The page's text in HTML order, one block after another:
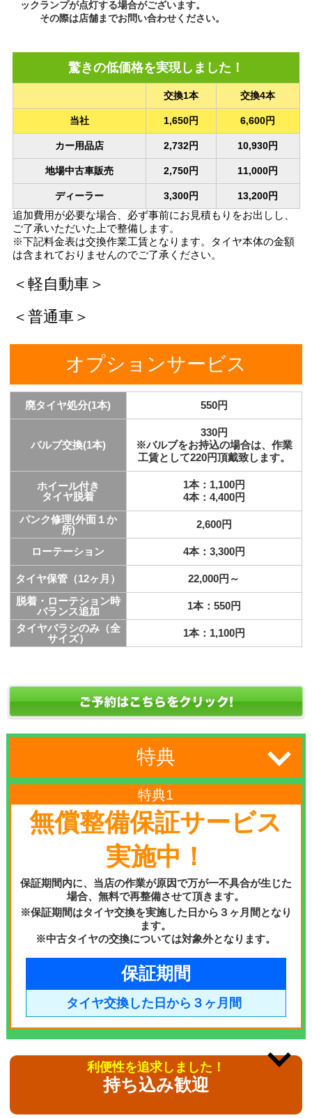
ックランプが点灯する場合がございます。
その際は店舗までお問い合わせください。
驚きの低価格を実現しました！
交換1本 交換4本
当社 1,650円 6,600円
カー用品店 2,732円 10,930円
地場中古車販売 2,750円 11,000円
ディーラー 3,300円 13,200円
追加費用が必要な場合、必ず事前にお見積もりをお出しし、
ご了承いただいた上で整備します。
※下記料金表は交換作業工賃となります。タイヤ本体の金額
は含まれておりませんのでご了承ください。
＜軽自動車＞
＜普通車＞
オプションサービス
廃タイヤ処分(1本) 550円
バルブ交換(1本)
330円
※バルブをお持込の場合は、作業
工賃として220円頂戴致します。
ホイール付き
タイヤ脱着
1本：1,100円
4本：4,400円
パンク修理(外面１か
所)
2,600円
ローテーション 4本：3,300円
タイヤ保管（12ヶ月）
22,000円～
脱着・ローテション時
バランス追加
1本：550円
タイヤバラシのみ（全
サイズ）
1本： 1,100円
特典
特典1
無償整備保証サービス
実施中！
保証期間内に、当店の作業が原因で万が一不具合が生じた
場合、無料で再整備させて頂きます。
※保証期間はタイヤ交換を実施した日から３ヶ月間となり
ます。
※中古タイヤの交換については対象外となります。
保証期間
タイヤ交換した日から３ヶ月間
利便性を追求しました！
持ち込み歓迎